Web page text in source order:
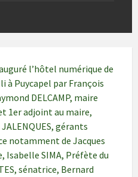
l’hôtel numérique de
à Puycapel par François
DELCAMP, maire
1er adjoint au maire,
gérants
notamment de Jacques
Isabelle SIMA, Préfète du
sénatrice, Bernard